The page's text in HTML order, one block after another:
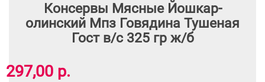
Консервы Мясные Йошкар-
олинский Мпз Говядина Тушеная
Гост в/с 325 гр ж/б
297,00 р.